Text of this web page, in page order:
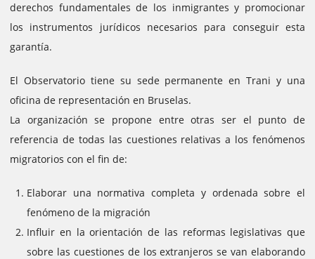
derechos fundamentales de los inmigrantes y promocionar
los instrumentos jurídicos necesarios para conseguir esta
garantía.
El Observatorio tiene su sede permanente en Trani y una
oficina de representación en Bruselas.
La organización se propone entre otras ser el punto de
referencia de todas las cuestiones relativas a los fenómenos
migratorios con el fin de:
Elaborar una normativa completa y ordenada sobre el
fenómeno de la migración
Influir en la orientación de las reformas legislativas que
sobre las cuestiones de los extranjeros se van elaborando